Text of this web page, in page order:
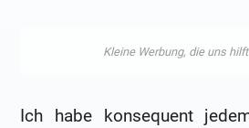
Ich habe konsequent